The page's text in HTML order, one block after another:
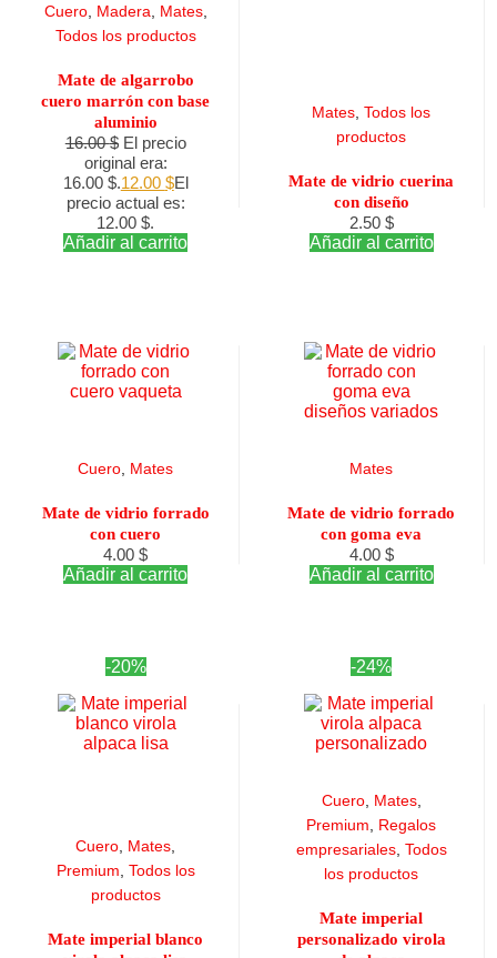
Cuero, Madera Mates,
Todos los productos
Mate de algarrobo
cuero marrón con base
aluminio
16.00$ El precio
original era:
16.00 $.12.00 $El
precio actual es:
12.00 $.
Añadir al carrito
Mates ,Todos los
productos
Mate de vidrio cuerina
con diseño
2.50 $
Añadir al carrito
Cuero Mates
Mate de vidrio forrado
con cuero
4.00$
Añadir al carrito
Mates
Mate de vidrio forrado
con goma eva
4.00 $
Añadir al carrito
-20%
Cuero Mates
Premium Todos los
productos
Mate imperial blanco
-24%
Cuero, Mates,
Premium
Regalos
empresariales, Todos
los productos
Mate imperial
personalizado virola